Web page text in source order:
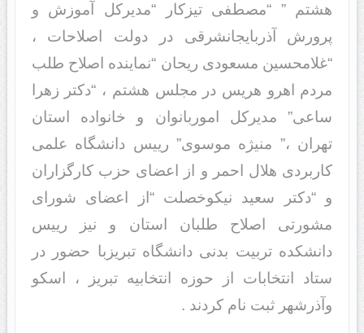
هشتم ” “مصطفی تیزکار “مدیرکل آموزش و
پرورش آذربایجانشرقی در دولت اصلاحات ،
“غلامحسین مسعودی ریحان “نماینده اصلاح طلب
مردم اهرو هریس در مجلس هشتم ، “دکتر زهرا
ساعی” مدیرکل اموربانوان و خانواده استان
تهران ،” منیژه موسوی” رییس دانشگاه علمی
کاربردی هلال احمر و از اعضای حزب کارگزاران
و “دکتر سعید نیکوخصلت “از اعضای شورای
مشورتی اصلاح طلبان استان و نیز رییس
دانشکده تربیت بدنی دانشگاه تبریزبا حضور در
ستاد انتخابات از حوزه انتخابیه تبریز ، اسکو
وآذرشهر ثبت نام کردند .